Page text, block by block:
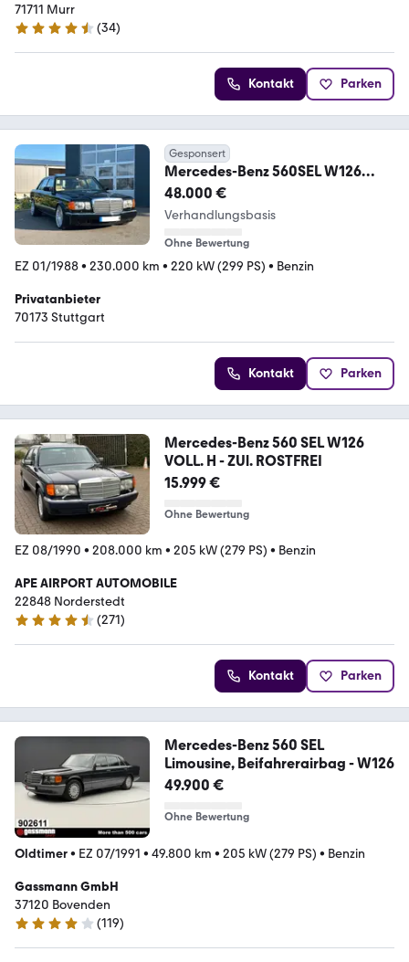
71711 Murr
4.6 Sterne
(34)
Kontakt Parken
Gesponsert
Mercedes-Benz 560SEL W126
Note 2+ Vollausstattung
Sammlerst.
48.000 €
Verhandlungsbasis
Ohne Bewertung
EZ 01/1988• 230.000 km • 220 kW (299 PS) • Benzin
Privatanbieter
70173 Stuttgart
Kontakt Parken
Mercedes-Benz 560 SEL W126
VOLL. H - ZUl. ROSTFREI
15.999 €
Ohne Bewertung
EZ 08/1990 • 208.000 km • 205 kW (279 PS) • Benzin
APE AIRPORT AUTOMOBILE
22848 Norderstedt
4.7 Sterne
(271)
Kontakt Parken
Mercedes-Benz 560 SEL
Limousine, Beifahrerairbag - W126
49.900 €
Ohne Bewertung
Oldtimer• EZ 07/1991 • 49.800 km • 205 kW (279 PS) • Benzin
Gassmann GmbH
37120 Bovenden
3.9 Sterne
(119)